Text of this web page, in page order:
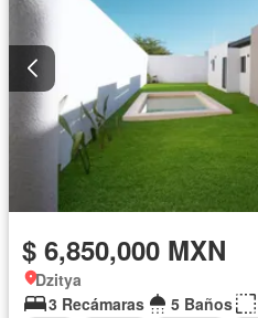
$ 6,850,000 MXN
Dzitya
3 Recámaras
5 Baños